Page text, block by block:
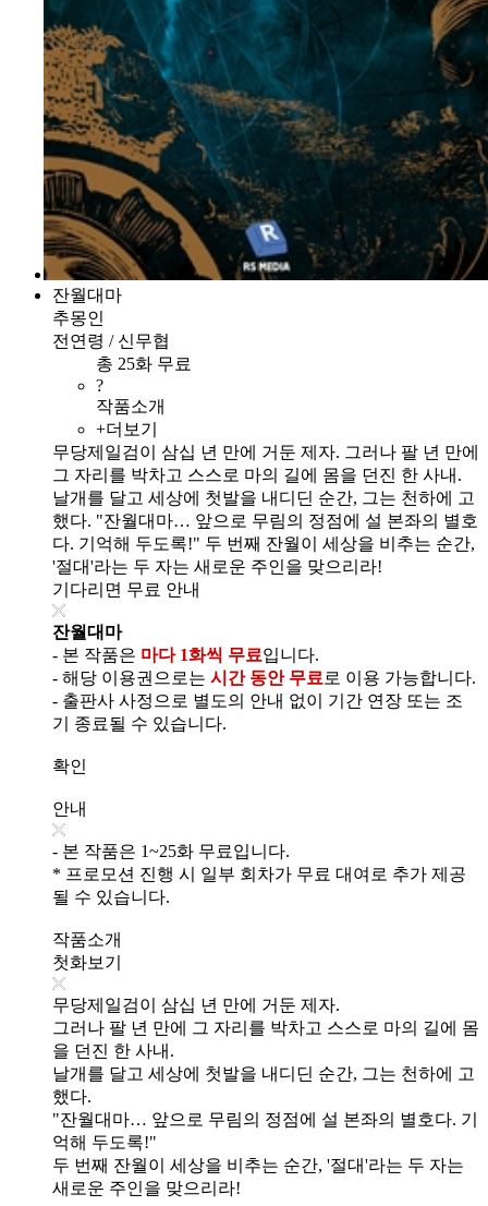
잔월대마
추몽인
전연령 / 신무협
총 25화 무료
?
작품소개
+더보기
무당제일검이 삼십 년 만에 거둔 제자. 그러나 팔 년 만에
그 자리를 박차고 스스로 마의 길에 몸을 던진 한 사내.
날개를 달고 세상에 첫발을 내디딘 순간, 그는 천하에 고
했다. "잔월대마… 앞으로 무림의 정점에 설 본좌의 별호
다. 기억해 두도록!" 두 번째 잔월이 세상을 비추는 순간,
'절대'라는 두 자는 새로운 주인을 맞으리라!
기다리면 무료 안내
잔월대마
- 본 작품은 마다 1화씩 무료입니다.
- 해당 이용권으로는 시간 동안 무료 로 이용 가능합니다.
- 출판사 사정으로 별도의 안내 없이 기간 연장 또는 조
기 종료될 수 있습니다.
확인
안내
- 본 작품은 1~25화 무료입니다.
* 프로모션 진행 시 일부 회차가 무료 대여로 추가 제공
될 수 있습니다.
작품소개
첫화보기
무당제일검이 삼십 년 만에 거둔 제자.
그러나 팔 년 만에 그 자리를 박차고 스스로 마의 길에 몸
을 던진 한 사내.
날개를 달고 세상에 첫발을 내디딘 순간, 그는 천하에 고
했다.
"잔월대마… 앞으로 무림의 정점에 설 본좌의 별호다. 기
억해 두도록!"
두 번째 잔월이 세상을 비추는 순간, '절대'라는 두 자는
새로운 주인을 맞으리라!